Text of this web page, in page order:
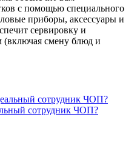
с помощью специального
приборы, аксессуары и
сервировку и
(включая смену блюд и
сотрудник ЧОП?